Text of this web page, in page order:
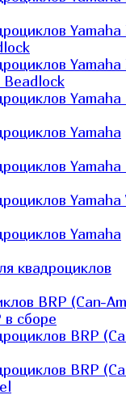
Beadlock
Yamaha
Yamaha
Yamaha
Yamaha
Yamaha
квадроциклов
BRP (Can-
в сборе
BRP
BRP